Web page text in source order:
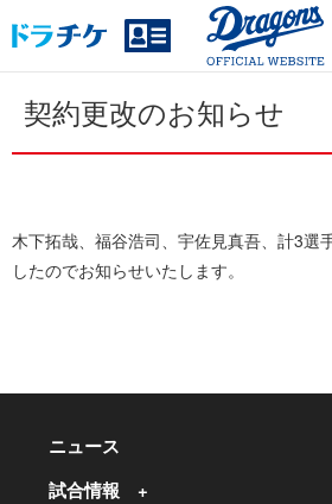
契約更改のお知らせ
木下拓哉、福谷浩司、宇佐見真吾、計3選
したのでお知らせいたします。
ニュース
試合情報